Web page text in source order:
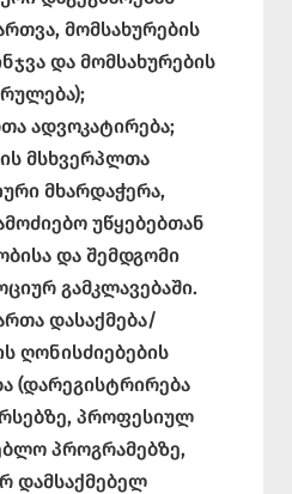
მომსახურების
და მომსახურების
ადვოკატირება;
მსხვერპლთა
მხარდაჭერა,
უწყებებთან
და შემდგომი
გამკლავებაში.
დასაქმება/
ღონისძიებების
(დარეგისტრირება
პროფესიულ
პროგრამებზე,
დამსაქმებელ